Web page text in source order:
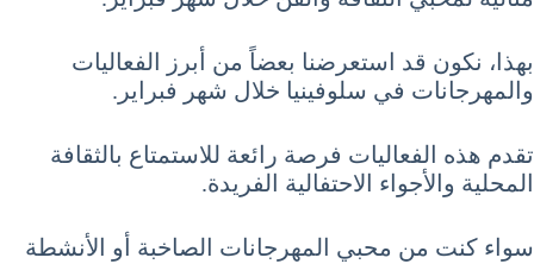
بهذا، نكون قد استعرضنا بعضاً من أبرز الفعاليات
والمهرجانات في سلوفينيا خلال شهر فبراير.
تقدم هذه الفعاليات فرصة رائعة للاستمتاع بالثقافة
المحلية والأجواء الاحتفالية الفريدة.
سواء كنت من محبي المهرجانات الصاخبة أو الأنشطة